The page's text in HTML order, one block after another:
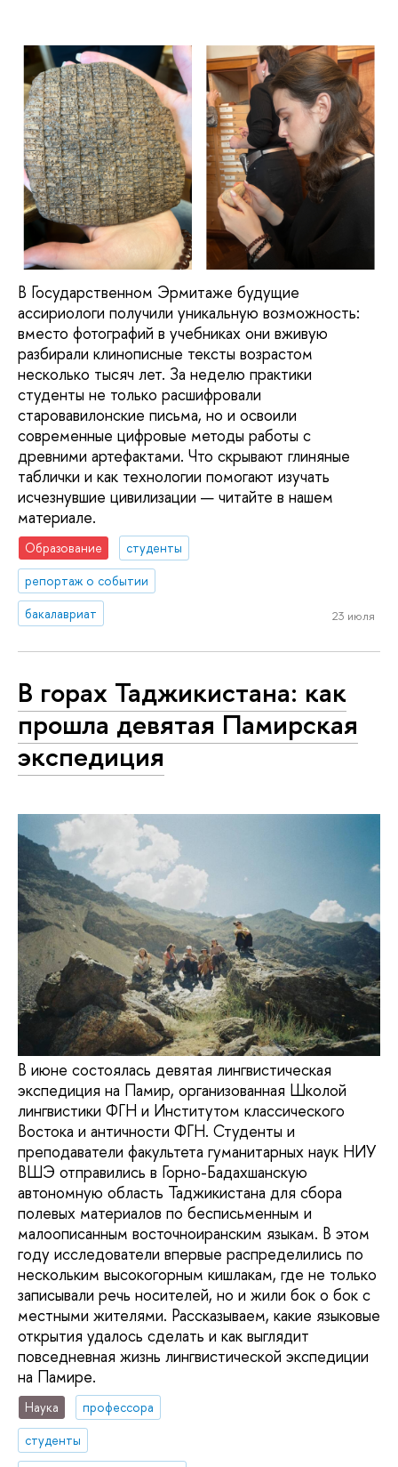
В Государственном Эрмитаже будущие
ассириологи получили уникальную возможность:
вместо фотографий в учебниках они вживую
разбирали клинописные тексты возрастом
несколько тысяч лет. За неделю практики
студенты не только расшифровали
старовавилонские письма, но и освоили
современные цифровые методы работы с
древними артефактами. Что скрывают глиняные
таблички и как технологии помогают изучать
исчезнувшие цивилизации — читайте в нашем
материале.
Образование
студенты
репортаж о событии
бакалавриат
23 июля
В горах Таджикистана: как
прошла девятая Памирская
экспедиция
В июне состоялась девятая лингвистическая
экспедиция на Памир, организованная Школой
лингвистики ФГН и Институтом классического
Востока и античности ФГН. Студенты и
преподаватели факультета гуманитарных наук НИУ
ВШЭ отправились в Горно-Бадахшанскую
автономную область Таджикистана для сбора
полевых материалов по бесписьменным и
малоописанным восточноиранским языкам. В этом
году исследователи впервые распределились по
нескольким высокогорным кишлакам, где не только
записывали речь носителей, но и жили бок о бок с
местными жителями. Рассказываем, какие языковые
открытия удалось сделать и как выглядит
повседневная жизнь лингвистической экспедиции
на Памире.
Наука
профессора
студенты